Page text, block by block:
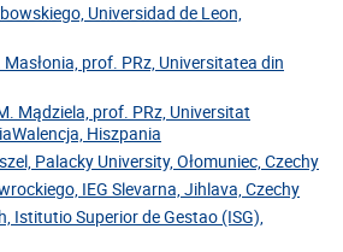
Universidad de Leon,
prof. PRz, Universitatea din
Mądziela, prof. PRz, Universitat
Hiszpania
Palacky University, Ołomuniec, Czechy
IEG Slevarna, Jihlava, Czechy
Istitutio Superior de Gestao (ISG),